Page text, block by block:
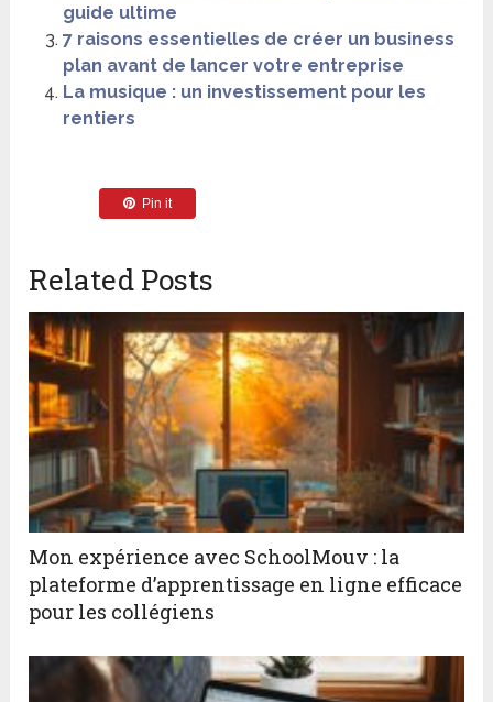
guide ultime
7 raisons essentielles de créer un business
plan avant de lancer votre entreprise
La musique : un investissement pour les
rentiers
Pin it
Related Posts
Mon expérience avec SchoolMouv : la
plateforme d’apprentissage en ligne efficace
pour les collégiens